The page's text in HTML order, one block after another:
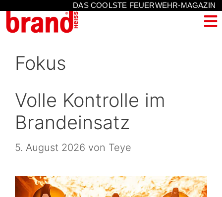
DAS COOLSTE FEUERWEHR-MAGAZIN
Fokus
Volle Kontrolle im
Brandeinsatz
5. August 2026 von Teye